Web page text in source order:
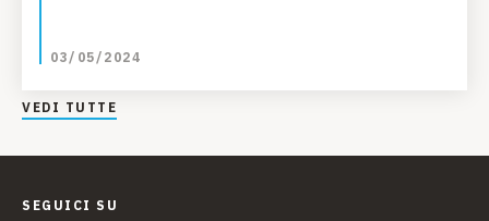
03/05/2024
VEDI TUTTE
SEGUICI SU